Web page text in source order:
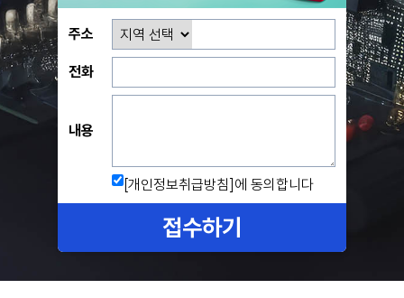
주소
전화
내용
[개인정보취급방침] 에 동의합니다
접수하기